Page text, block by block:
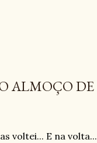
ALMOÇO DE
voltei... E na volta...